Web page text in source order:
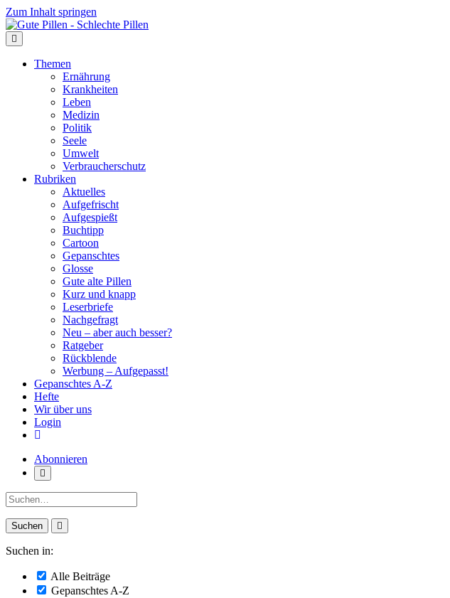
Zum Inhalt springen
Themen
Ernährung
Krankheiten
Leben
Medizin
Politik
Seele
Umwelt
Verbraucherschutz
Rubriken
Aktuelles
Aufgefrischt
Aufgespießt
Buchtipp
Cartoon
Gepanschtes
Glosse
Gute alte Pillen
Kurz und knapp
Leserbriefe
Nachgefragt
Neu – aber auch besser?
Ratgeber
Rückblende
Werbung – Aufgepasst!
Gepanschtes A-Z
Hefte
Wir über uns
Login
Abonnieren
Suche:
Suchen in:
Alle Beiträge
Gepanschtes A-Z